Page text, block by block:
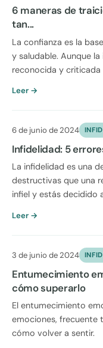
6 maneras de
tan...
La confianza es la
y saludable. Aunque
reconocida y criticada
Leer →
6 de junio de 2024
Infidelidad: 5
La infidelidad es una
destructivas que una
infiel y estás decidido
Leer →
3 de junio de 2024
Entumecimiento
cómo superarlo
El entumecimiento
emociones, frecuente
cómo volver a sentir.